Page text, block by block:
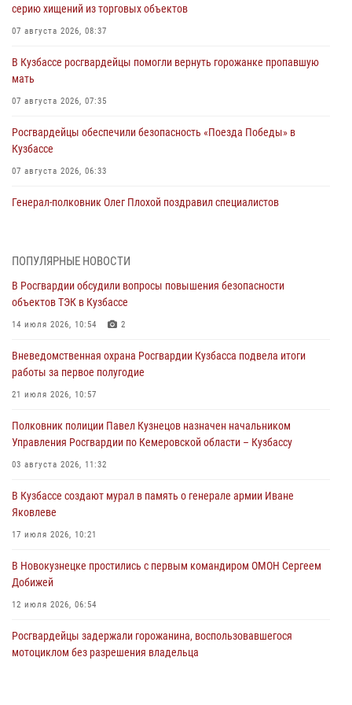
серию хищений из торговых объектов
07 августа 2026, 08:37
В Кузбассе росгвардейцы помогли вернуть горожанке пропавшую
мать
07 августа 2026, 07:35
Росгвардейцы обеспечили безопасность «Поезда Победы» в
Кузбассе
07 августа 2026, 06:33
Генерал-полковник Олег Плохой поздравил специалистов
07 августа 2026, 05:32
С 1 сентября 2026 года вступает в силу новый федеральный закон о
частной охранной деятельности
06 августа 2026, 10:19
Росгвардейцы задержали предполагаемого виновника причинения
ножевого ранения кемеровчанину
06 августа 2026, 09:18
Росгвардейцы задержали мужчину, повредившего имущество
горожанки
06 августа 2026, 08:17
Росгвардейцы пресекли противоправные действия и защитили
новокузнечанку от агрессивного знакомого
06 августа 2026, 07:16
ПОПУЛЯРНЫЕ НОВОСТИ
В Росгвардии обсудили вопросы повышения безопасности
объектов ТЭК в Кузбассе
14 июля 2026, 10:54 2
Вневедомственная охрана Росгвардии Кузбасса подвела итоги
работы за первое полугодие
21 июля 2026, 10:57
Полковник полиции Павел Кузнецов назначен начальником
Управления Росгвардии по Кемеровской области – Кузбассу
03 августа 2026, 11:32
В Кузбассе создают мурал в память о генерале армии Иване
Яковлеве
17 июля 2026, 10:21
В Новокузнецке простились с первым командиром ОМОН Сергеем
Добижей
12 июля 2026, 06:54
Росгвардейцы задержали горожанина, воспользовавшегося
мотоциклом без разрешения владельца